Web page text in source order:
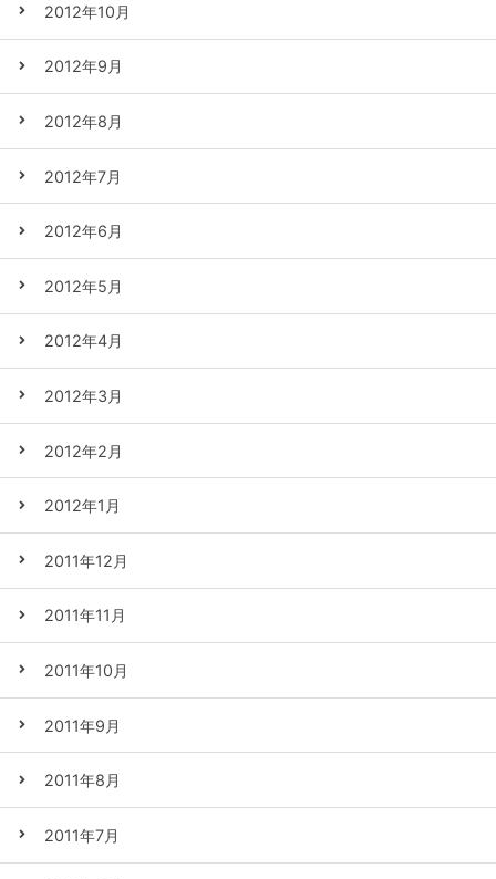
2012年10月
2012年9月
2012年8月
2012年7月
2012年6月
2012年5月
2012年4月
2012年3月
2012年2月
2012年1月
2011年12月
2011年11月
2011年10月
2011年9月
2011年8月
2011年7月